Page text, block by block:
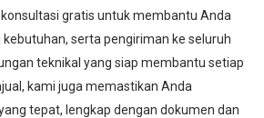
gratis untuk membantu Anda
serta pengiriman ke seluruh
teknikal yang siap membantu setiap
kami juga memastikan Anda
tepat, lengkap dengan dokumen dan